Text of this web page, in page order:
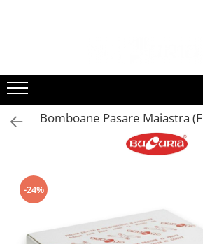
Bomboane Pasare Maiastra
-24%